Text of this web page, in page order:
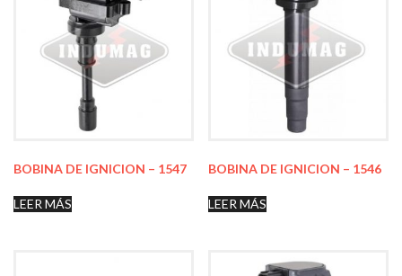
BOBINA DE IGNICION – 1547
LEER MÁS
BOBINA DE IGNICION – 1546
LEER MÁS